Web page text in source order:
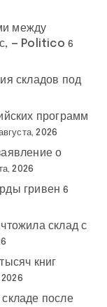
между
— Politico 6
складов под
программ
2026
о
2026
гривен 6
склад с
книг
2026
после